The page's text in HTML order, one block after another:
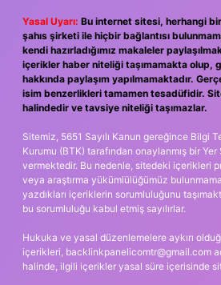
Yasal Uyarı: Bu internet sitesi, herhangi
şahıs şirketi ile hiçbir bağlantısı
kendi hazırladığımız makaleler
içerikler haber niteliği taşımamakta olup,
hakkında paylaşım yapılmamaktadır.
isim benzerlikleri tamamen tesadüfidir.
halindedir ve tavsiye niteliği taşımazlar.
Sitemiz, 5651 Sayılı Kanun gereğince Bilgi
Kurumu (BTK) tarafından onaylanmış bir
vermektedir. Bu nedenle, sitedeki içerikleri
veya araştırma yükümlülüğümüz
yazdıkları içeriklerin sorumluluğunu
bu sorumluluğu kabul etmiş sayılırlar.
Hukuka ve yasal düzenlemelere aykırı
içerikleri, backlinkpanelicomtr@gmail.com
halinde, ilgili içerikler yasal süre içerisinde